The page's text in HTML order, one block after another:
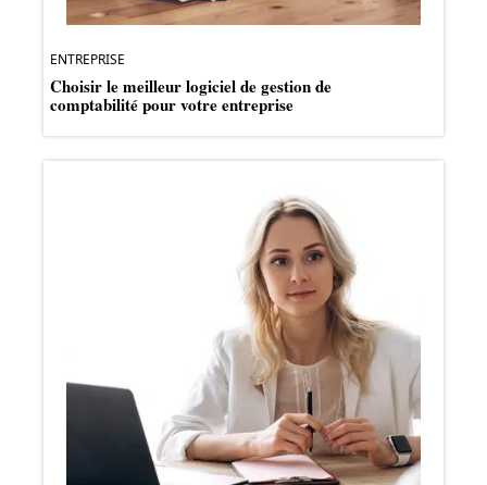
ENTREPRISE
Choisir le meilleur logiciel de gestion de
comptabilité pour votre entreprise